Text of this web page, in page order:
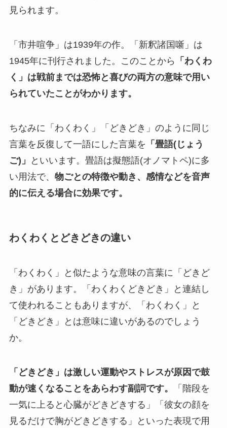
見られます。
「市井喧争」は1939年の作。「新釈諸国噺」は
1945年に刊行されました。このことから
「わくわ
く」は戦前までは恐怖と喜びの両方の意味で用い
られていたことがわかります。
ちなみに「わくわく」「どきどき」のように同じ
言葉を反復して一語にした言葉を 「畳語(じょう
ご)」
といいます。畳語は擬態語(オノマトペ)に多
い用法で、 物ごとの特徴や動き、感情などを音声
的に伝える場合に効果です。
わくわくとどきどきの違い
「わくわく」と似たような意味の言葉に「どきど
き」があります。「わくわくどきどき」と連結し
て使われることもありますが、「わくわく」と
「どきどき」とは意味に違いがあるのでしょう
か。
「どきどき」は激しい運動やストレスが原因で鼓
動が速くなることをあらわす副詞です。
「階段を
一気に上ると心臓がどきどきする」「彼女の顔を
見るだけで胸がどきどきする」といった表現で用